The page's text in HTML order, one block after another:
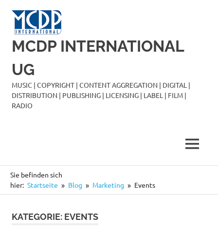
Inhalt
springen
MCDP INTERNATIONAL
UG
MUSIC | COPYRIGHT | CONTENT AGGREGATION | DIGITAL |
DISTRIBUTION | PUBLISHING | LICENSING | LABEL | FILM |
RADIO
MENÜ
Sie befinden sich
hier: Startseite Blog Marketing Events
KATEGORIE: EVENTS